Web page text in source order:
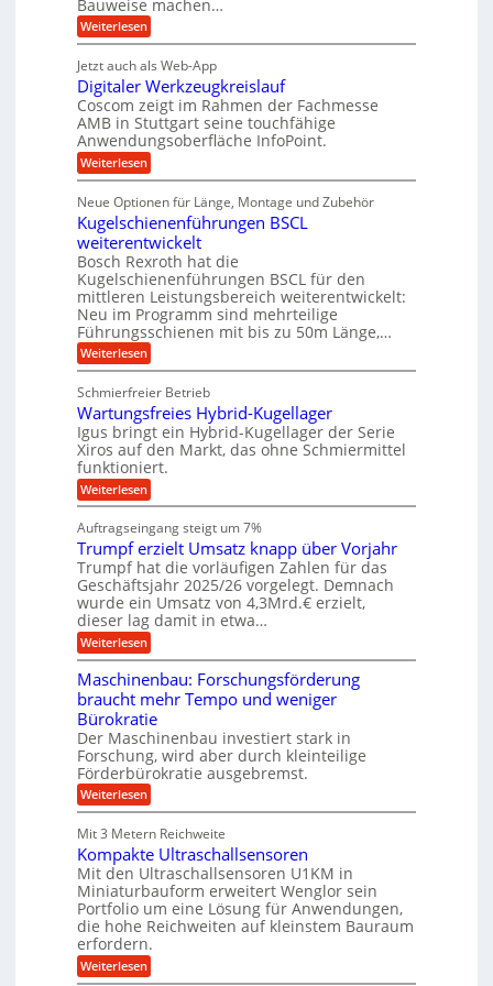
i
e
b
e
f
ü
r
r
u
e
U
m
g
e
b
u
n
g
e
n
r
a
g
s
e
i
n
g
a
n
g
n
i
g
e
r
S
t
e
l
e
n
n
g
e
t
r
i
e
b
e
f
ü
r
r
ä
i
s
e
H
u
b
b
e
w
e
g
u
n
g
e
n
Bauweise machen…
Weiterlesen:
P
ä
z
i
s
i
o
n
f
r
A
u
t
o
m
o
t
i
v
e
n
d
M
a
s
c
h
i
e
n
b
a
u
Jetzt auch als Web-App
Digitaler Werkzeugkreislauf
Coscom zeigt im Rahmen der Fachmesse
AMB in Stuttgart seine touchfähige
Anwendungsoberfläche InfoPoint.
Weiterlesen:
D
g
i
t
a
l
e
r
W
e
r
k
z
e
u
g
k
r
e
i
s
a
u
f
Neue Optionen für Länge, Montage und Zubehör
Kugelschienenführungen BSCL
weiterentwickelt
Bosch Rexroth hat die
Kugelschienenführungen BSCL für den
mittleren Leistungsbereich weiterentwickelt:
Neu im Programm sind mehrteilige
Führungsschienen mit bis zu 50m Länge,…
Weiterlesen:
K
g
e
l
s
c
h
i
e
e
n
f
ü
h
r
u
n
g
e
n
B
S
C
L
w
e
i
t
e
e
n
t
w
i
c
k
e
Schmierfreier Betrieb
Wartungsfreies Hybrid-Kugellager
Igus bringt ein Hybrid-Kugellager der Serie
Xiros auf den Markt, das ohne Schmiermittel
funktioniert.
Weiterlesen:
W
r
t
u
n
g
s
f
r
e
e
s
H
y
b
r
i
d
-
u
g
e
l
l
a
g
e
r
Auftragseingang steigt um 7%
Trumpf erzielt Umsatz knapp über Vorjahr
Trumpf hat die vorläufigen Zahlen für das
Geschäftsjahr 2025/26 vorgelegt. Demnach
wurde ein Umsatz von 4,3Mrd.€ erzielt,
dieser lag damit in etwa…
Weiterlesen:
T
u
m
p
f
e
r
z
i
e
t
U
m
s
a
t
z
k
n
a
Maschinenbau: Forschungsförderung
braucht mehr Tempo und weniger
Bürokratie
Der Maschinenbau investiert stark in
Forschung, wird aber durch kleinteilige
Förderbürokratie ausgebremst.
Weiterlesen:
M
s
c
h
i
n
e
n
b
a
u
Mit 3 Metern Reichweite
Kompakte Ultraschallsensoren
Mit den Ultraschallsensoren U1KM in
Miniaturbauform erweitert Wenglor sein
Portfolio um eine Lösung für Anwendungen,
die hohe Reichweiten auf kleinstem Bauraum
erfordern.
Weiterlesen:
K